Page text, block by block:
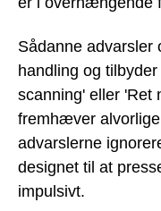
Sådanne advarsler
handling og
scanning' eller 'Ret
fremhæver
advarslerne
designet til at
impulsivt.